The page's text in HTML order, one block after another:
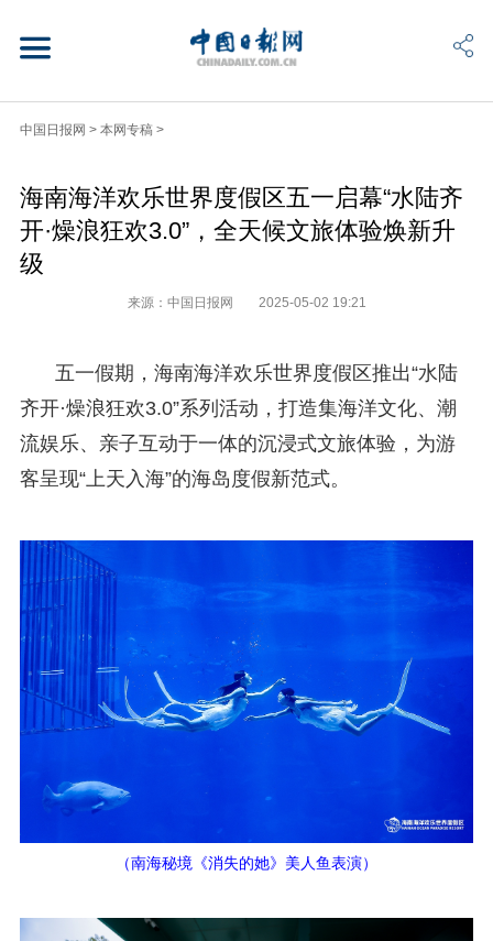
中国日报网 > 本网专稿 >
海南海洋欢乐世界度假区五一启幕“水陆齐
开·燥浪狂欢3.0”，全天候文旅体验焕新升
级
来源：中国日报网 2025-05-02 19:21
五一假期，海南海洋欢乐世界度假区推出“水陆
齐开·燥浪狂欢3.0”系列活动，打造集海洋文化、潮
流娱乐、亲子互动于一体的沉浸式文旅体验，为游
客呈现“上天入海”的海岛度假新范式。
（南海秘境《消失的她》美人鱼表演）